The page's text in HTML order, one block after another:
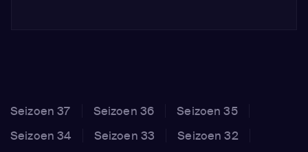
Seizoen 37 Seizoen 36
Seizoen 35
Seizoen 34
Seizoen 33
Seizoen 32